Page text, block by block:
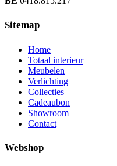
Sitemap
Home
Totaal interieur
Meubelen
Verlichting
Collecties
Cadeaubon
Showroom
Contact
Webshop